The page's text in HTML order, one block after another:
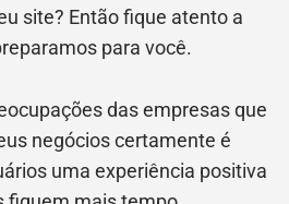
site? Então fique atento a
para você.
das empresas que
negócios certamente é
uma experiência positiva